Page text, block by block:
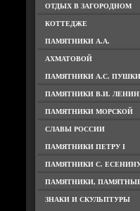
ОТДЫХ В ЗАГОРОДНОМ
КОТТЕДЖЕ
ПАМЯТНИКИ А.А.
АХМАТОВОЙ
ПАМЯТНИКИ А.С.
ПАМЯТНИКИ В.И.
ПАМЯТНИКИ МОРСКОЙ
СЛАВЫ РОССИИ
ПАМЯТНИКИ ПЕТРУ I
ПАМЯТНИКИ С.
ПАМЯТНИКИ,
ЗНАКИ И СКУЛЬПТУРЫ